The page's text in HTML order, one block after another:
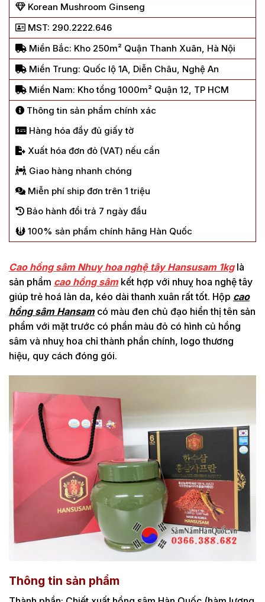
Korean Mushroom Ginseng
MST: 290.2222.646
Miền Bắc: Kho 250m² Quận Thanh Xuân, Hà Nội
Miền Trung: Quốc lộ 1A, Diễn Châu, Nghệ An
Miền Nam: Kho tổng 1000m² Quận 12, TP HCM
Thông tin sản phẩm chính xác
Hàng hóa đầy đủ giấy tờ
Xuất hóa đơn đỏ (VAT) nếu cần
Giao hàng nhanh chóng
Miễn phí ship đơn trên 1 triệu
Bảo hành đổi trả 7 ngày đầu
100% sản phẩm chính hãng Hàn Quốc
Cao hồng sâm Nhuỵ hoa nghệ tây Hansusam 1kglà
sản phẩm cao hồng sâmkết hợp với nhuỵ hoa nghệ tây
giúp trẻ hoá làn da, kéo dài thanh xuân rất tốt. Hộp cao
hồng sâm Hansamcó màu đen chủ đạo hiển thị tên sản
phẩm với mặt trước có phần màu đỏ có hình củ hồng
sâm và nhuỵ hoa chỉ thành phần chính, logo thương
hiệu, quy cách đóng gói.
Thông tin sản phẩm